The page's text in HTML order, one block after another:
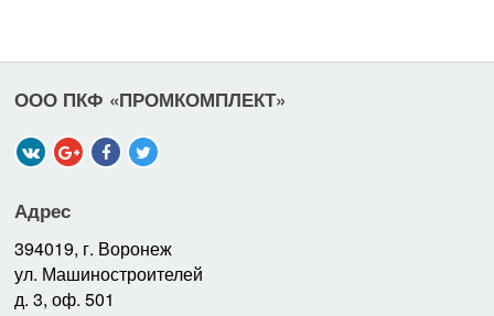
ООО ПКФ «ПРОМКОМПЛЕКТ»
Адрес
394019, г. Воронеж
ул. Машиностроителей
д. 3, оф. 501